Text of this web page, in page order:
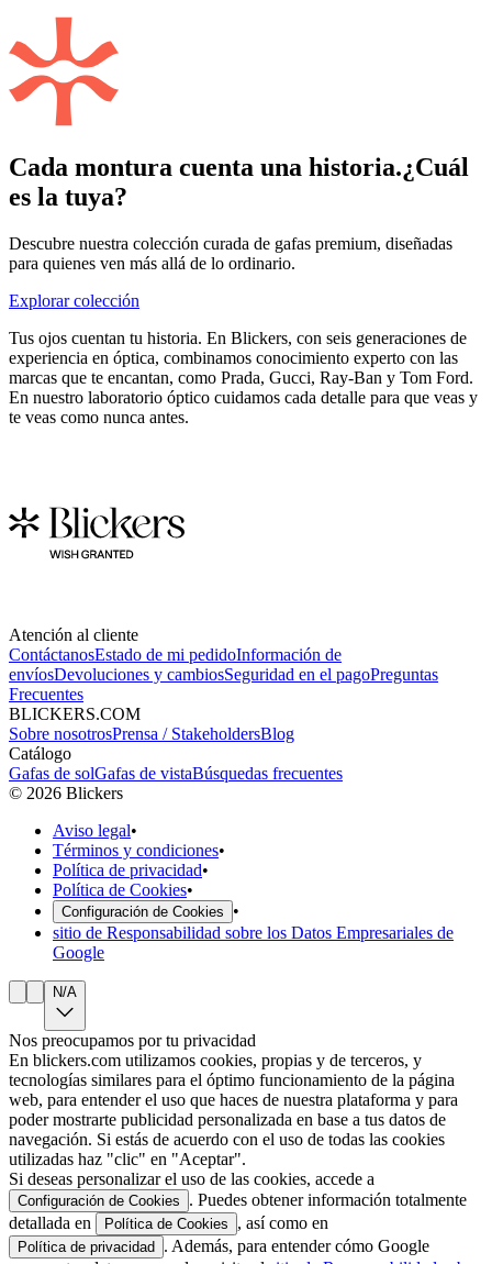
Cada montura cuenta una historia.¿Cuál
es la tuya?
Descubre nuestra colección curada de gafas premium, diseñadas
para quienes ven más allá de lo ordinario.
Explorar colección
Tus ojos cuentan tu historia. En Blickers, con seis generaciones de
experiencia en óptica, combinamos conocimiento experto con las
marcas que te encantan, como Prada, Gucci, Ray-Ban y Tom Ford.
En nuestro laboratorio óptico cuidamos cada detalle para que veas y
te veas como nunca antes.
Atención al cliente
ContáctanosEstado de mi pedidoInformación de
envíosDevoluciones y cambiosSeguridad en el pagoPreguntas
Frecuentes
BLICKERS.COM
Sobre nosotrosPrensa / StakeholdersBlog
Catálogo
Gafas de solGafas de vistaBúsquedas frecuentes
© 2026 Blickers
Aviso legal•
Términos y condiciones•
Política de privacidad•
Política de Cookies•
Configuración de Cookies
•
sitio de Responsabilidad sobre los Datos Empresariales de
Google
N/A
Nos preocupamos por tu privacidad
En blickers.com utilizamos cookies, propias y de terceros, y
tecnologías similares para el óptimo funcionamiento de la página
web, para entender el uso que haces de nuestra plataforma y para
poder mostrarte publicidad personalizada en base a tus datos de
navegación. Si estás de acuerdo con el uso de todas las cookies
utilizadas haz "clic" en "Aceptar".
Si deseas personalizar el uso de las cookies, accede a
Configuración de Cookies
. Puedes obtener información totalmente
detallada en
Política de Cookies , así como en
Política de privacidad
. Además, para entender cómo Google